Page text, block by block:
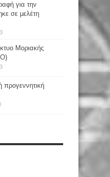
για την
σε μελέτη
Μοριακής
προγεννητική